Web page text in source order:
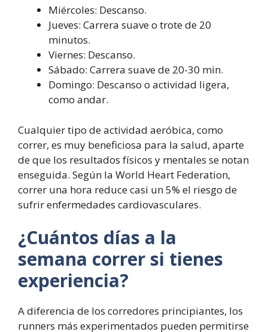
Miércoles: Descanso.
Jueves: Carrera suave o trote de 20
minutos.
Viernes: Descanso.
Sábado: Carrera suave de 20-30 min.
Domingo: Descanso o actividad ligera,
como andar.
Cualquier tipo de actividad aeróbica, como
correr, es muy beneficiosa para la salud, aparte
de que los resultados físicos y mentales se notan
enseguida. Según la World Heart Federation,
correr una hora reduce casi un 5% el riesgo de
sufrir enfermedades cardiovasculares.
¿Cuántos días a la
semana correr si tienes
experiencia?
A diferencia de los corredores principiantes, los
runners más experimentados pueden permitirse